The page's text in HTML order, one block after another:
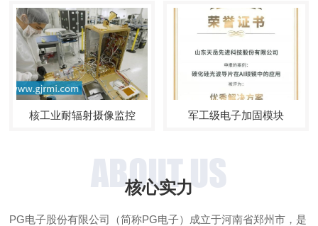
核工业耐辐射摄像监控 军工级电子加固模块
ABOUT US
核心实力
PG电子股份有限公司（简称PG电子）成立于河南省郑州市，是